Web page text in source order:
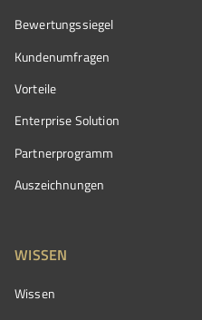
Bewertungssiegel
Kundenumfragen
Vorteile
Enterprise Solution
Partnerprogramm
Auszeichnungen
WISSEN
Wissen